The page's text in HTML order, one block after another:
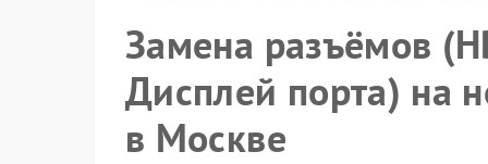
Замена разъёмов
Дисплей порта) на
в Москве